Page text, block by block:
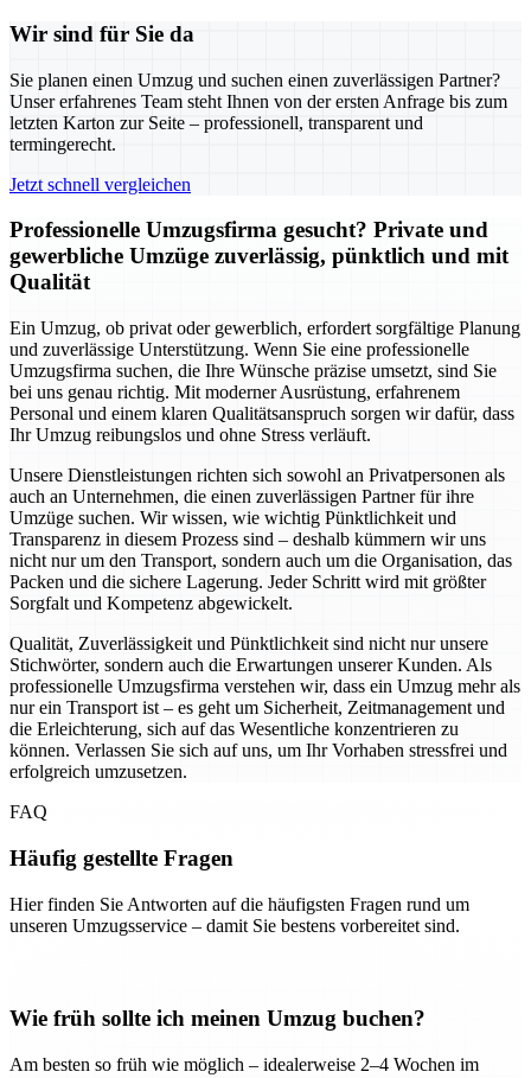
Wir sind für Sie da
Sie planen einen Umzug und suchen einen zuverlässigen Partner?
Unser erfahrenes Team steht Ihnen von der ersten Anfrage bis zum
letzten Karton zur Seite – professionell, transparent und
termingerecht.
Jetzt schnell vergleichen
Professionelle Umzugsfirma gesucht? Private und
gewerbliche Umzüge zuverlässig, pünktlich und mit
Qualität
Ein Umzug, ob privat oder gewerblich, erfordert sorgfältige Planung
und zuverlässige Unterstützung. Wenn Sie eine professionelle
Umzugsfirma suchen, die Ihre Wünsche präzise umsetzt, sind Sie
bei uns genau richtig. Mit moderner Ausrüstung, erfahrenem
Personal und einem klaren Qualitätsanspruch sorgen wir dafür, dass
Ihr Umzug reibungslos und ohne Stress verläuft.
Unsere Dienstleistungen richten sich sowohl an Privatpersonen als
auch an Unternehmen, die einen zuverlässigen Partner für ihre
Umzüge suchen. Wir wissen, wie wichtig Pünktlichkeit und
Transparenz in diesem Prozess sind – deshalb kümmern wir uns
nicht nur um den Transport, sondern auch um die Organisation, das
Packen und die sichere Lagerung. Jeder Schritt wird mit größter
Sorgfalt und Kompetenz abgewickelt.
Qualität, Zuverlässigkeit und Pünktlichkeit sind nicht nur unsere
Stichwörter, sondern auch die Erwartungen unserer Kunden. Als
professionelle Umzugsfirma verstehen wir, dass ein Umzug mehr als
nur ein Transport ist – es geht um Sicherheit, Zeitmanagement und
die Erleichterung, sich auf das Wesentliche konzentrieren zu
können. Verlassen Sie sich auf uns, um Ihr Vorhaben stressfrei und
erfolgreich umzusetzen.
FAQ
Häufig gestellte Fragen
Hier finden Sie Antworten auf die häufigsten Fragen rund um
unseren Umzugsservice – damit Sie bestens vorbereitet sind.
Wie früh sollte ich meinen Umzug buchen?
Am besten so früh wie möglich – idealerweise 2–4 Wochen im